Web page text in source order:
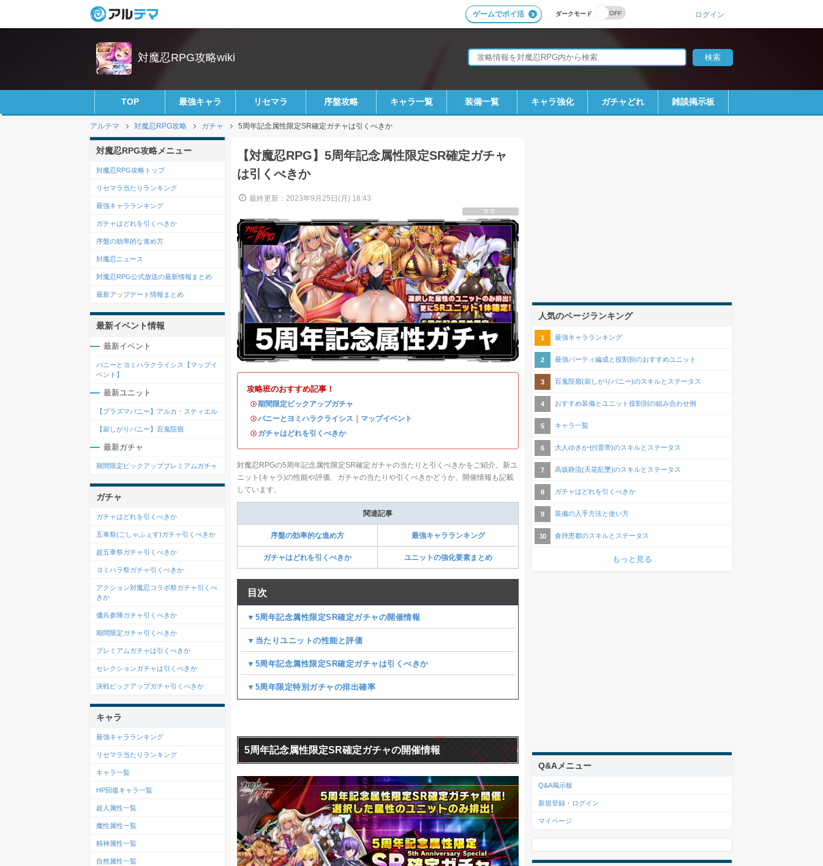
ダークモード
ゲームでポイ活 ログイン
対魔忍RPG攻略wiki
TOP 最強キャラ リセマラ 序盤攻略 キャラ一覧 装備一覧 キャラ強化 ガチャどれ 雑談掲示板
アルテマ 対魔忍RPG攻略 ガチャ 5周年記念属性限定SR確定ガチャは引くべきか
【対魔忍RPG】5周年記念属性限定SR確定ガチャ
は引くべきか
最終更新：2023年9月25日(月) 18:43
PR
攻略班のおすすめ記事！
・期間限定ピックアップガチャ
・バニーとヨミハラクライシス｜マップイベント
・ ガチャはどれを引くべきか
対魔忍RPGの5周年記念属性限定SR確定ガチャの当たりと引くべきかをご紹介。新ユ
ニット(キャラ)の性能や評価、ガチャの当たりや引くべきかどうか、開催情報も記載
しています。
関連記事
序盤の効率的な進め方 最強キャラランキング
ガチャはどれを引くべきか ユニットの強化要素まとめ
目次
▼5周年記念属性限定SR確定ガチャの開催情報
▼当たりユニットの性能と評価
▼5周年記念属性限定SR確定ガチャは引くべきか
▼5周年限定特別ガチャの排出確率
5周年記念属性限定SR確定ガチャの開催情報
対魔忍RPG攻略メニュー
対魔忍RPG攻略トップ
リセマラ当たりランキング
最強キャラランキング
ガチャはどれを引くべきか
序盤の効率的な進め方
対魔忍ニュース
対魔忍RPG公式放送の最新情報まとめ
最新アップデート情報まとめ
最新イベント情報
最新イベント
バニーとヨミハラクライシス【マップイ
ベント】
最新ユニット
【プラズマバニー】アルカ・スティエル
【寂しがりバニー】百鬼院嶺
最新ガチャ
期間限定ピックアッププレミアムガチャ
ガチャ
ガチャはどれを引くべきか
五車祭(ごしゃふぇす)ガチャ引くべきか
超五車祭ガチャ引くべきか
ヨミハラ祭ガチャ引くべきか
アクション対魔忍コラボ祭ガチャ引くべ
きか
傭兵参陣ガチャ引くべきか
期間限定ガチャ引くべきか
プレミアムガチャは引くべきか
セレクションガチャは引くべきか
決戦ピックアップガチャ引くべきか
キャラ
最強キャラランキング
リセマラ当たりランキング
キャラ一覧
HP回復キャラ一覧
超人属性一覧
魔性属性一覧
精神属性一覧
自然属性一覧
人気のページランキング
最強キャラランキング
最強パーティ編成と役割別のおすすめユニット
百鬼院嶺(寂しがりバニー)のスキルとステータス
おすすめ装備とユニット役割別の組み合わせ例
キャラ一覧
大人ゆきかぜ(雷帝)のスキルとステータス
高坂静流(天花乱墜)のスキルとステータス
ガチャはどれを引くべきか
装備の入手方法と使い方
倉持恵都のスキルとステータス
もっと見る
Q&Aメニュー
Q&A掲示板
新規登録・ログイン
マイページ